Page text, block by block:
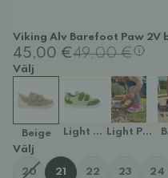
Viking Alv Barefoot Paw 2V
45,00 €49,00 €
Välj
Beige Light Green/Green
Light Pink/
Välj
20 21 22 23 24